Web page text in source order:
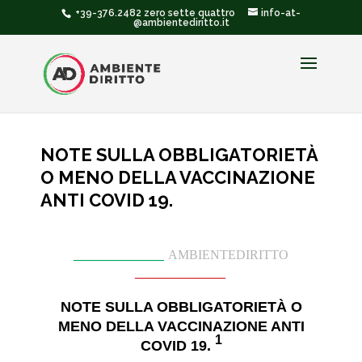
+39-376.2482 zero sette quattro
info-at-
@ambientediritto.it
NOTE SULLA OBBLIGATORIETÀ
O MENO DELLA VACCINAZIONE
ANTI COVID 19.
AMBIENTEDIRITTO
NOTE SULLA OBBLIGATORIETÀ O
MENO DELLA VACCINAZIONE ANTI
COVID 19. 1